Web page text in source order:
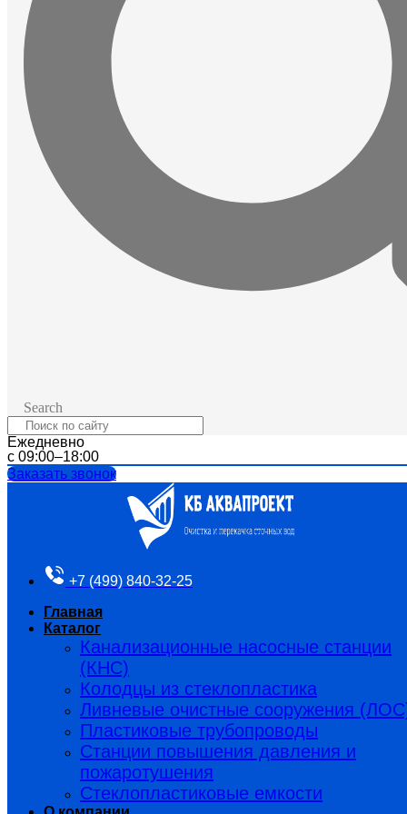
Search
Ежедневно
с 09:00–18:00
Заказать звонок
+7 (499) 840-32-25
Главная
Каталог
Канализационные насосные станции
(КНС)
Колодцы из стеклопластика
Ливневые очистные сооружения
Пластиковые трубопроводы​
Станции повышения давления и
пожаротушения
Стеклопластиковые емкости